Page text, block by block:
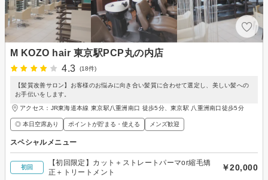
M KOZO hair 東京駅PCP丸の内店
4.3
(18件)
【髪質改善サロン】お客様のお悩みに向き合い髪質に合わせて選定し、美しい髪への
お手伝いをします。
アクセス：JR東海道本線 東京駅八重洲南口 徒歩5分、東京駅 八重洲南口徒歩5分
◎ 本日空席あり ポイントが貯まる・使える メンズ歓迎
スペシャルメニュー
初回
【初回限定】カット＋ストレートパーマor縮毛矯
正＋トリートメント
￥20,000